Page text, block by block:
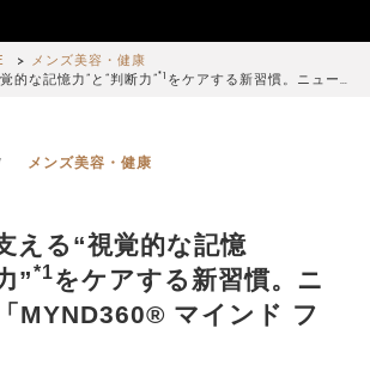
メンズ美容・健康
的な記憶力”と“判断力”*1 をケアする新習慣。ニュー…
メンズ美容・健康
える“視覚的な記憶
”*1をケアする新習慣。ニ
MYND360® マインド フ